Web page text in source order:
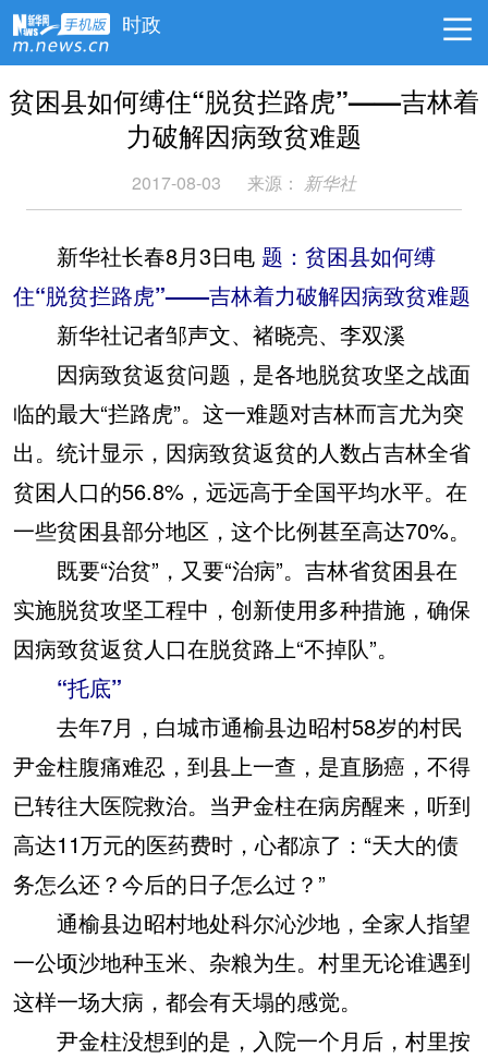
时政
贫困县如何缚住“脱贫拦路虎”——吉林着
力破解因病致贫难题
2017-08-03 来源： 新华社
新华社长春8月3日电 题：贫困县如何缚
住“脱贫拦路虎”——吉林着力破解因病致贫难题
新华社记者邹声文、褚晓亮、李双溪
因病致贫返贫问题，是各地脱贫攻坚之战面
临的最大“拦路虎”。这一难题对吉林而言尤为突
出。统计显示，因病致贫返贫的人数占吉林全省
贫困人口的56.8%，远远高于全国平均水平。在
一些贫困县部分地区，这个比例甚至高达70%。
既要“治贫”，又要“治病”。吉林省贫困县在
实施脱贫攻坚工程中，创新使用多种措施，确保
因病致贫返贫人口在脱贫路上“不掉队”。
“托底”
去年7月，白城市通榆县边昭村58岁的村民
尹金柱腹痛难忍，到县上一查，是直肠癌，不得
已转往大医院救治。当尹金柱在病房醒来，听到
高达11万元的医药费时，心都凉了：“天大的债
务怎么还？今后的日子怎么过？”
通榆县边昭村地处科尔沁沙地，全家人指望
一公顷沙地种玉米、杂粮为生。村里无论谁遇到
这样一场大病，都会有天塌的感觉。
尹金柱没想到的是，入院一个月后，村里按